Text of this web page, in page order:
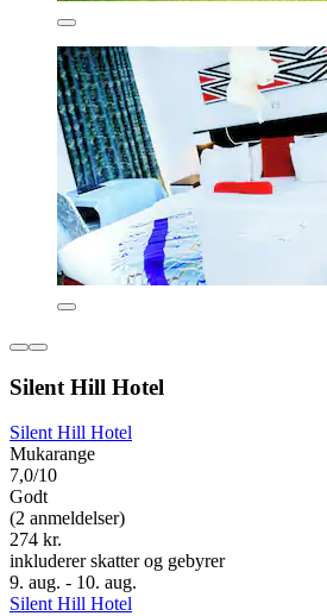
Silent Hill Hotel
Silent Hill Hotel
Mukarange
7,0/10
Godt
(2 anmeldelser)
274 kr.
inkluderer skatter og gebyrer
9. aug. - 10. aug.
Silent Hill Hotel